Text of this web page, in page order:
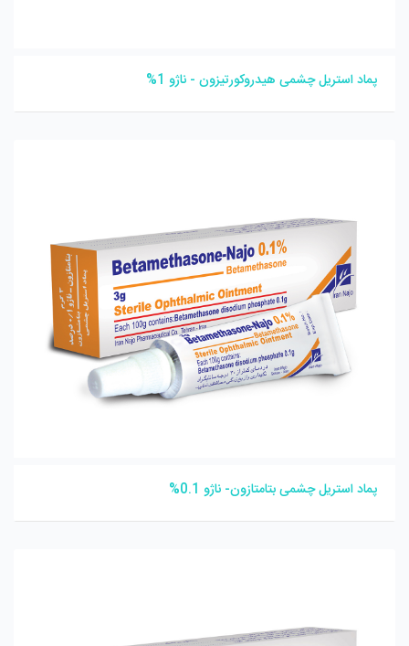
پماد استریل چشمی هیدروکورتیزون - ناژو 1%
پماد استریل چشمی بتامتازون- ناژو 0.1%